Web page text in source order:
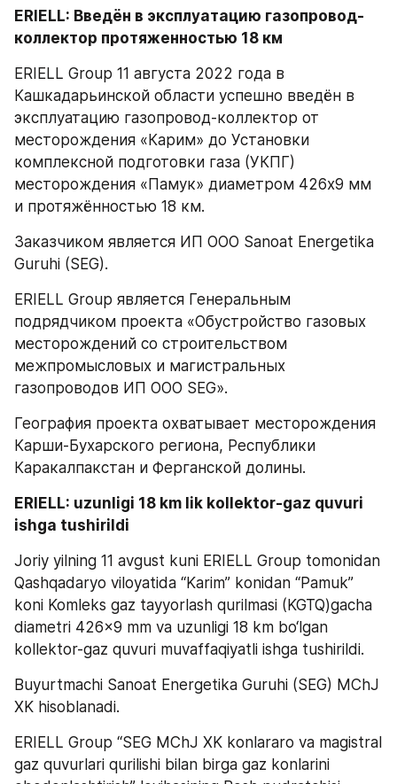
ERIELL: Введён в эксплуатацию газопровод-
коллектор протяженностью 18 км
ERIELL Group 11 августа 2022 года в
Кашкадарьинской области успешно введён в
эксплуатацию газопровод-коллектор от
месторождения «Карим» до Установки
комплексной подготовки газа (УКПГ)
месторождения «Памук» диаметром 426х9 мм
и протяжённостью 18 км.
Заказчиком является ИП ООО Sanoat Energetika
Guruhi (SEG).
ERIELL Group является Генеральным
подрядчиком проекта «Обустройство газовых
месторождений со строительством
межпромысловых и магистральных
газопроводов ИП ООО SEG».
География проекта охватывает месторождения
Карши-Бухарского региона, Республики
Каракалпакстан и Ферганской долины.
ERIELL: uzunligi 18 km lik kollektor-gaz quvuri
ishga tushirildi
Joriy yilning 11 avgust kuni ERIELL Group tomonidan
Qashqadaryo viloyatida “Karim” konidan “Pamuk”
koni Komleks gaz tayyorlash qurilmasi (KGTQ)gacha
diametri 426x9 mm va uzunligi 18 km bo‘lgan
kollektor-gaz quvuri muvaffaqiyatli ishga tushirildi.
Buyurtmachi Sanoat Energetika Guruhi (SEG) MChJ
XK hisoblanadi.
ERIELL Group “SEG MChJ XK konlararo va magistral
gaz quvurlari qurilishi bilan birga gaz konlarini